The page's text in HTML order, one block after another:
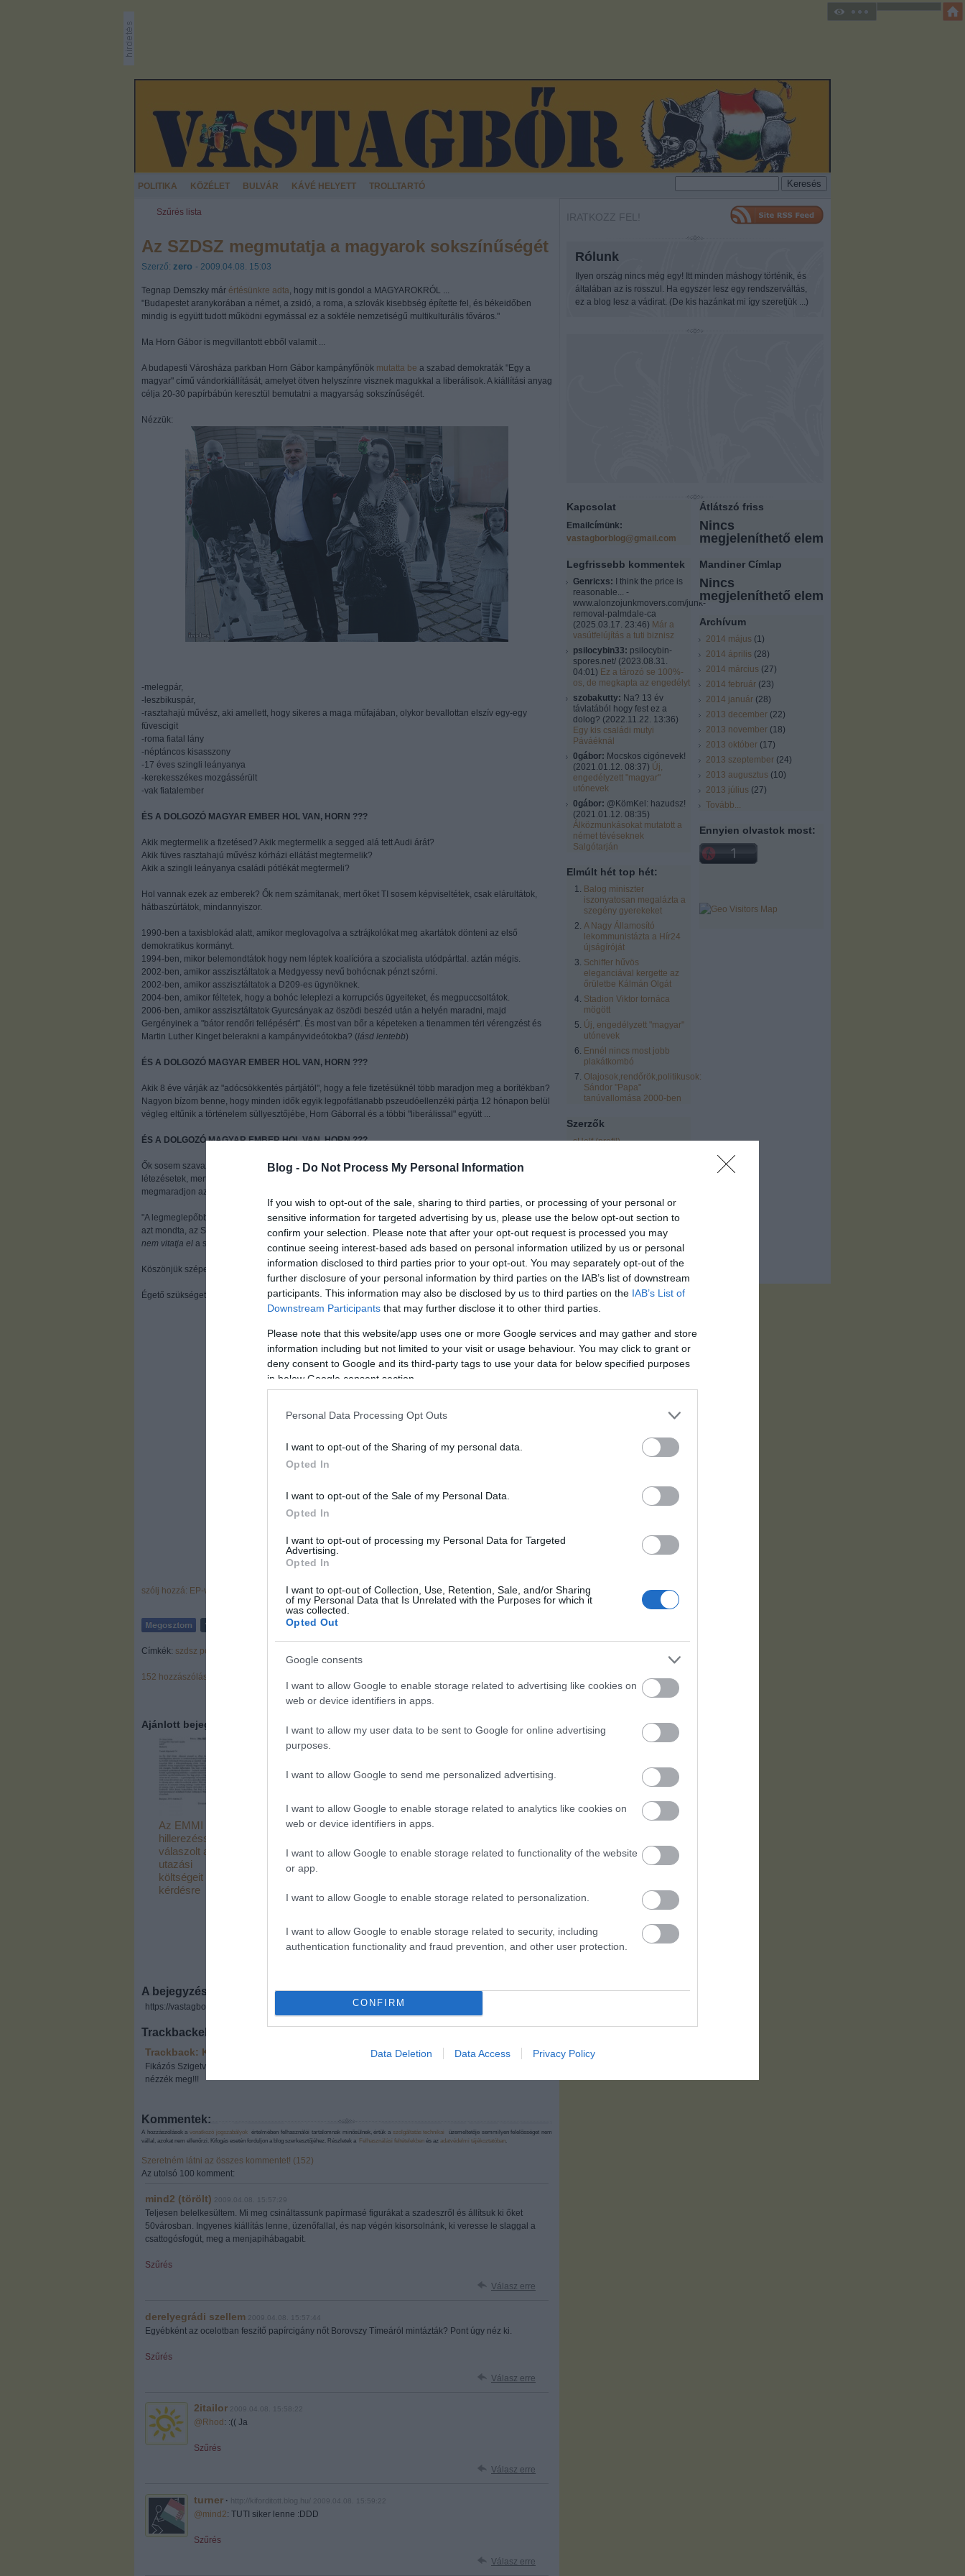
Blog - Do Not Process My Personal Information
If you wish to opt-out of the sale, sharing to third parties, or processing of your personal or
sensitive information for targeted advertising by us, please use the below opt-out section to
confirm your selection. Please note that after your opt-out request is processed you may
continue seeing interest-based ads based on personal information utilized by us or personal
information disclosed to third parties prior to your opt-out. You may separately opt-out of the
further disclosure of your personal information by third parties on the IAB’s list of downstream
participants. This information may also be disclosed by us to third parties on the IAB’s List of
Downstream Participants that may further disclose it to other third parties.
Please note that this website/app uses one or more Google services and may gather and store
information including but not limited to your visit or usage behaviour. You may click to grant or
deny consent to Google and its third-party tags to use your data for below specified purposes
in below Google consent section.
Personal Data Processing Opt Outs
I want to opt-out of the Sharing of my personal data.
Opted In
I want to opt-out of the Sale of my Personal Data.
Opted In
I want to opt-out of processing my Personal Data for Targeted
Advertising.
Opted In
I want to opt-out of Collection, Use, Retention, Sale, and/or Sharing
of my Personal Data that Is Unrelated with the Purposes for which it
was collected.
Opted Out
Google consents
I want to allow Google to enable storage related to advertising like cookies on
web or device identifiers in apps.
I want to allow my user data to be sent to Google for online advertising
purposes.
I want to allow Google to send me personalized advertising.
I want to allow Google to enable storage related to analytics like cookies on
web or device identifiers in apps.
I want to allow Google to enable storage related to functionality of the website
or app.
I want to allow Google to enable storage related to personalization.
I want to allow Google to enable storage related to security, including
authentication functionality and fraud prevention, and other user protection.
CONFIRM
Data Deletion Data Access Privacy Policy
POLITIKA KÖZÉLET BULVÁR KÁVÉ HELYETT TROLLTARTÓ
Szűrés lista
Az SZDSZ megmutatja a magyarok sokszínűségét
Szerző: zero - 2009.04.08. 15:03
Tegnap Demszky már értésünkre adta, hogy mit is gondol a MAGYAROKRÓL ...
"Budapestet aranykorában a német, a zsidó, a roma, a szlovák kisebbség építette fel, és békeidőben
mindig is együtt tudott működni egymással ez a sokféle nemzetiségű multikulturális főváros."
Ma Horn Gábor is megvillantott ebből valamit ...
A budapesti Városháza parkban Horn Gábor kampányfőnök mutatta be a szabad demokraták "Egy a
magyar" című vándorkiállítását, amelyet ötven helyszínre visznek magukkal a liberálisok. A kiállítási anyag
célja 20-30 papírbábún keresztül bemutatni a magyarság sokszínűségét.
Nézzük:
-melegpár,
-leszbikuspár,
-rasztahajú művész, aki amellett, hogy sikeres a maga műfajában, olykor bevallottan elszív egy-egy
füvescigit
-roma fiatal lány
-néptáncos kisasszony
-17 éves szingli leányanya
-kerekesszékes mozgássérült
-vak fiatalember
ÉS A DOLGOZÓ MAGYAR EMBER HOL VAN, HORN ???
Akik megtermelik a fizetésed? Akik megtermelik a segged alá tett Audi árát?
Akik füves rasztahajú művész kórházi ellátást megtermelik?
Akik a szingli leányanya családi pótlékát megtermeli?
Hol vannak ezek az emberek? Ők nem számítanak, mert őket TI sosem képviseltétek, csak elárultátok,
hátbaszúrtátok, mindannyiszor.
1990-ben a taxisblokád alatt, amikor meglovagolva a sztrájkolókat meg akartátok dönteni az első
demokratikus kormányt.
1994-ben, mikor belemondtátok hogy nem léptek koalícióra a szocialista utódpárttal. aztán mégis.
2002-ben, amikor asszisztáltatok a Medgyessy nevű bohócnak pénzt szórni.
2002-ben, amikor asszisztáltatok a D209-es ügynöknek.
2004-ben, amikor féltetek, hogy a bohóc leleplezi a korrupciós ügyeiteket, és megpuccsoltátok.
2006-ben, amikor asszisztáltatok Gyurcsányak az öszödi beszéd után a helyén maradni, majd
Gergényinek a "bátor rendőri fellépésért". És most van bőr a képeteken a tienammen téri vérengzést és
Martin Luther Kinget belerakni a kampányvideótokba? (lásd lentebb)
ÉS A DOLGOZÓ MAGYAR EMBER HOL VAN, HORN ???
Akik 8 éve várják az "adócsökkentés pártjától", hogy a fele fizetésüknél több maradjon meg a borítékban?
Nagyon bízom benne, hogy minden idők egyik legpofátlanabb pszeudóellenzéki pártja 12 hónapon belül
végleg eltűnik a történelem süllyesztőjébe, Horn Gáborral és a többi "liberálissal" együtt ...
ÉS A DOLGOZÓ MAGYAR EMBER HOL VAN, HORN ???
Ők sosem szavaznátok rátok. Maradtak a drogosok, melegek, zsidók és cigányok. Ezért felesleges a
létezésetek, mert még ezeket az embereket SEM képviselitek, csak kihasználjátok Őket, hogy még 4 évig
megmaradjon az Audi a seggetek alatt....
"A legmeglepőbb bábú egy magyar szkinhedet ábrázol, akiről Horn Gábor
azt mondta, az SZDSZ elveitől ugyan nagyon távol áll a kirekesztő gondolkodásmód, de a liberális párt
nem vitatja el a szélsőségesek magyarságát sem."
Köszönjük szépen, tisztelt nevében liberális párt, hogy nem vitatjátok hogy ki magyar és ki nem ...
Égető szükségetek van arra a 200001 szavazóra, igaz?
szólj hozzá: EP-választás 2009.
Címkék: szdsz pofátlan
152 hozzászólás
Ajánlott bejegyzések:
Az EMMI
hillerezéssel
válaszolt az
utazási
költségeit firtató
kérdésre
Illés Zoltán 1998
vagyonnyilatkozatát
Lázár szerint
emlékmű
MAZSIHISZ-nek
Papcsák, a
Vörös Félholt
A bejegyzés trackback címe:
https://vastagbor.blog.hu/api/trackback/id/1053955
Trackbackek, pingbackek:
Trackback: Kifordított ország 2009.04.08. 15:24:46
Fikázós Szigetvári Viktor...Ez az "úriember" lesz Bajnai kampányfőnöke. A felvételt csak erős gyomrúak
nézzék meg!!!
Kommentek:
A hozzászólások avonatkozó jogszabályokértelmében felhasználói tartalomnak minősülnek, értük a szolgáltatás technikai
üzemeltetője semmilyen felelősséget nem
vállal, azokat nem ellenőrzi. Kifogás esetén forduljon a blog szerkesztőjéhez. Részletek a
Felhasználási feltételekben és az adatvédelmi tájékoztatóban
Szeretném látni az összes kommentet! (152)
Az utolsó 100 komment:
mind2 (törölt) 2009.04.08. 15:57:29
Teljesen belelkesültem. Mi meg csináltassunk papírmasé figurákat a szadeszről és állítsuk ki őket
50városban. Ingyenes kiállítás lenne, üzenőfallal, és nap végén kisorsolnánk, ki veresse le slaggal a
csattogósfogút, meg a menjapihábagabit.
Szűrés
Válasz erre
derelyegrádi szellem 2009.04.08. 15:57:44
Egyébként az ocelotban feszítő papírcigány nőt Borovszy Tímeáról mintázták? Pont úgy néz ki.
Szűrés
Válasz erre
2itailor 2009.04.08. 15:58:22
@Rhod : :(( Ja
Szűrés
Válasz erre
turner · http://kiforditott.blog.hu/ 2009.04.08. 15:59:22
@mind2: TUTI siker lenne :DDD
Szűrés
Válasz erre
IRATKOZZ FEL!
Rólunk
Ilyen ország nincs még egy! Itt minden máshogy történik, és
általában az is rosszul. Ha egyszer lesz egy rendszerváltás,
ez a blog lesz a vádirat. (De kis hazánkat mi így szeretjük ...)
Kapcsolat
Emailcímünk:
vastagborblog@gmail.com
Legfrissebb kommentek
Genricxs: I think the price is
reasonable... -
www.alonzojunkmovers.com/junk-
removal-palmdale-ca
(2025.03.17. 23:46) Már a
vasútfelújítás a tuti biznisz
psilocybin33: psilocybin-
spores.net/ (2023.08.31.
04:01) Ez a tározó se 100%-
os, de megkapta az engedélyt
szobakutty: Na? 13 év
távlatából hogy fest ez a
dolog? (2022.11.22. 13:36)
Egy kis családi mutyi
Páváéknál
0gábor: Mocskos cigónevek!
(2021.01.12. 08:37) Új,
engedélyzett "magyar"
utónevek
0gábor: @KömKel: hazudsz!
(2021.01.12. 08:35)
Álközmunkásokat mutatott a
német tévéseknek
Salgótarján
Elmúlt hét top hét:
Balog miniszter
iszonyatosan megalázta a
szegény gyerekeket
A Nagy Államosító
lekommunistázta a Hír24
újságíróját
Schiffer hűvös
eleganciával kergette az
őrületbe Kálmán Olgát
Stadion Viktor tornáca
mögött
Új, engedélyzett "magyar"
utónevek
Ennél nincs most jobb
plakátkombó
Olajosok,rendőrök,politikusok:
Sándor "Papa"
tanúvallomása 2000-ben
Szerzők
sHelf (profil)
Vendégblgr ( profil)
Rozsnyai Zsolt ( profil)
LCsilla16 (profil)
Átlátszó friss
Nincs
megjeleníthető elem
Mandiner Címlap
Nincs
megjeleníthető elem
Archívum
2014 május (1)
2014 április (28)
2014 március (27)
2014 február (23)
2014 január (28)
2013 december (22)
2013 november (18)
2013 október (17)
2013 szeptember (24)
2013 augusztus (10)
2013 július (27)
Tovább...
Ennyien olvastok most: